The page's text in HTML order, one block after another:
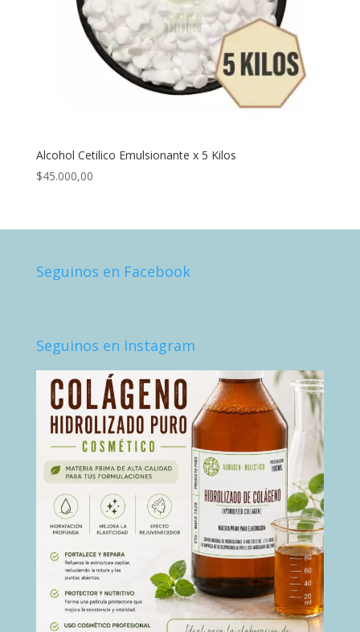
Alcohol Cetilico Emulsionante x 5 Kilos
$45.000,00
Seguinos en Facebook
Seguinos en Instagram